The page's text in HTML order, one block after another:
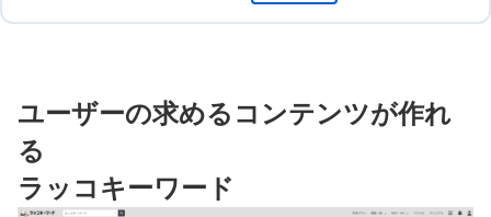
ユーザーの求めるコンテンツが作れ
る
ラッコキーワード